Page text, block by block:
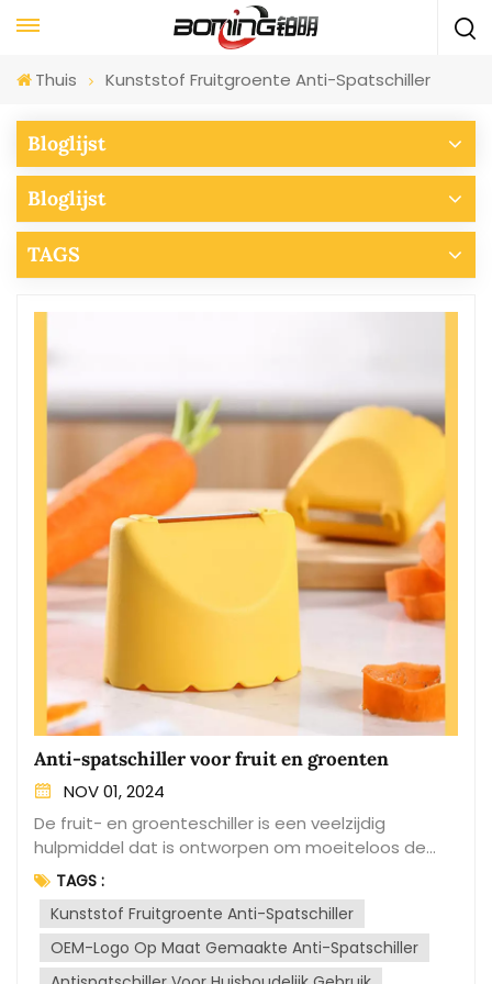
Thuis Kunststof Fruitgroente Anti-Spatschiller
Bloglijst
Bloglijst
TAGS
Anti-spatschiller voor fruit en groenten
NOV 01, 2024
De fruit- en groenteschiller is een veelzijdig
hulpmiddel dat is ontworpen om moeiteloos de
schil of schil van verschillende soorten fruit en
groenten te verwijderen. Het is een essentieel
keukengadget dat het proces van
voedselbereiding vereenvoudigt. Deze dunschiller
heeft meestal een scherp, roestvrijstalen mes dat
TAGS :
Kunststof Fruitgroente Anti-Spatschiller
OEM-Logo Op Maat Gemaakte Anti-Spatschiller